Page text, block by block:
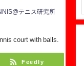
テニス研究所
court with balls.
Feedly